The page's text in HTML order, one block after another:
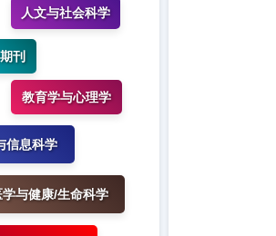
人文与社会科学
刊
教育学与心理学
信息科学
学与健康/生命科学